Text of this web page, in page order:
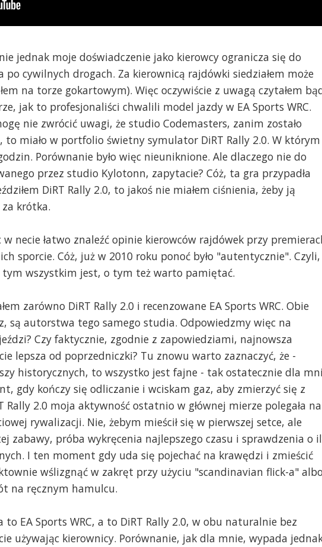
jednak moje doświadczenie jako kierowcy ogranicza się do
cywilnych drogach. Za kierownicą rajdówki siedziałem może
na torze gokartowym). Więc oczywiście z uwagą czytałem
jak to profesjonaliści chwalili model jazdy w EA Sports WRC.
nie zwrócić uwagi, że studio Codemasters, zanim zostało
to miało w portfolio świetny symulator DiRT Rally 2.0. W którym
Porównanie było więc nieuniknione. Ale dlaczego nie do
przez studio Kylotonn, zapytacie? Cóż, ta gra przypadła
DiRT Rally 2.0, to jakoś nie miałem ciśnienia, żeby ją
krótka.
necie łatwo znaleźć opinie kierowców rajdówek przy
sporcie. Cóż, już w 2010 roku ponoć było "autentycznie". Czyli,
wszystkim jest, o tym też warto pamiętać.
zarówno DiRT Rally 2.0 i recenzowane EA Sports WRC. Obie
są autorstwa tego samego studia. Odpowiedzmy więc na
Czy faktycznie, zgodnie z zapowiedziami, najnowsza
lepsza od poprzedniczki? Tu znowu warto zaznaczyć, że -
historycznych, to wszystko jest fajne - tak ostatecznie dla
gdy kończy się odliczanie i wciskam gaz, aby zmierzyć się z
Rally 2.0 moja aktywność ostatnio w głównej mierze polegała na
rywalizacji. Nie, żebym mieścił się w pierwszej setce, ale
zabawy, próba wykręcenia najlepszego czasu i sprawdzenia o
I ten moment gdy uda się pojechać na krawędzi i zmieścić
wślizgnąć w zakręt przy użyciu "scandinavian flick-a" albo
na ręcznym hamulcu.
to EA Sports WRC, a to DiRT Rally 2.0, w obu naturalnie bez
używając kierownicy. Porównanie, jak dla mnie, wypada